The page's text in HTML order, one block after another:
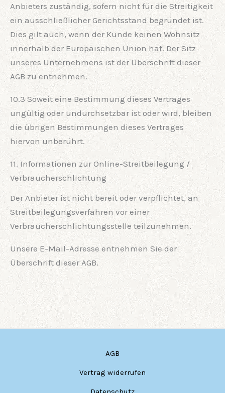
Anbieters zuständig, sofern nicht für die Streitigkeit
ein ausschließlicher Gerichtsstand begründet ist.
Dies gilt auch, wenn der Kunde keinen Wohnsitz
innerhalb der Europäischen Union hat. Der Sitz
unseres Unternehmens ist der Überschrift dieser
AGB zu entnehmen.
10.3 Soweit eine Bestimmung dieses Vertrages
ungültig oder undurchsetzbar ist oder wird, bleiben
die übrigen Bestimmungen dieses Vertrages
hiervon unberührt.
11. Informationen zur Online-Streitbeilegung /
Verbraucherschlichtung
Der Anbieter ist nicht bereit oder verpflichtet, an
Streitbeilegungsverfahren vor einer
Verbraucherschlichtungsstelle teilzunehmen.
Unsere E-Mail-Adresse entnehmen Sie der
Überschrift dieser AGB.
AGB
Vertrag widerrufen